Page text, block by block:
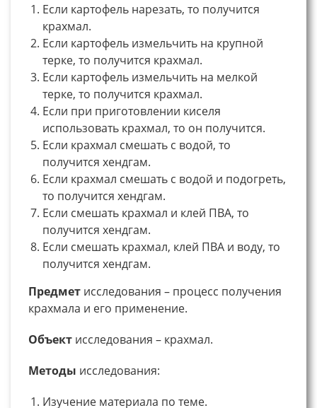
Если картофель нарезать, то получится
крахмал.
Если картофель измельчить на крупной
терке, то получится крахмал.
Если картофель измельчить на мелкой
терке, то получится крахмал.
Если при приготовлении киселя
использовать крахмал, то он получится.
Если крахмал смешать с водой, то
получится хендгам.
Если крахмал смешать с водой и подогреть,
то получится хендгам.
Если смешать крахмал и клей ПВА, то
получится хендгам.
Если смешать крахмал, клей ПВА и воду, то
получится хендгам.
Предмет исследования – процесс получения
крахмала и его применение.
Объект исследования – крахмал.
Методы исследования:
Изучение материала по теме.